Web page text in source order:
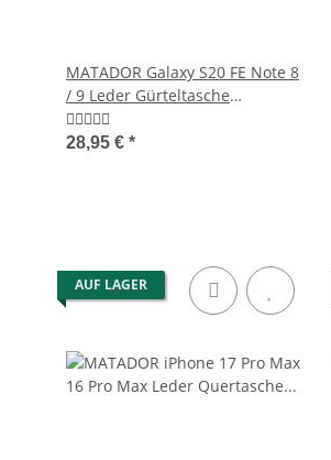
MATADOR Galaxy S20 FE Note 8
/ 9 Leder Gürteltasche
Quertasche Braun
28,95 € *
AUF LAGER